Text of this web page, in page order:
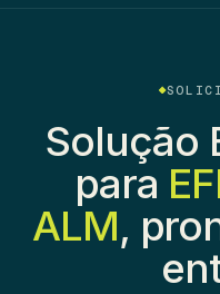
Solução
para
ALM,